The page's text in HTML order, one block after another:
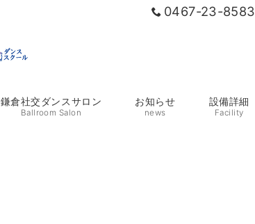
0467-23-8583
鎌倉社交ダンスサロン
Ballroom Salon
お知らせ
news
設備詳細
Facility